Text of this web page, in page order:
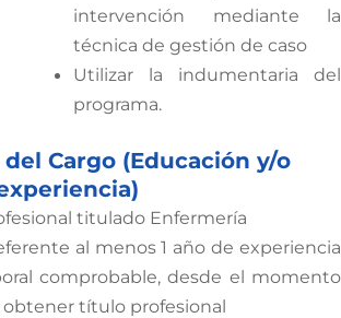
intervención mediante la
técnica de gestión de caso
Utilizar la indumentaria del
programa.
Cargo (Educación y/o
titulado Enfermería
al menos 1 año de experiencia
comprobable, desde el momento
obtener título profesional